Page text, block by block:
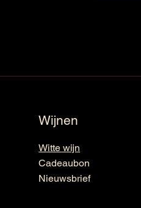
Wijnen
Witte wijn
Cadeaubon
Nieuwsbrief